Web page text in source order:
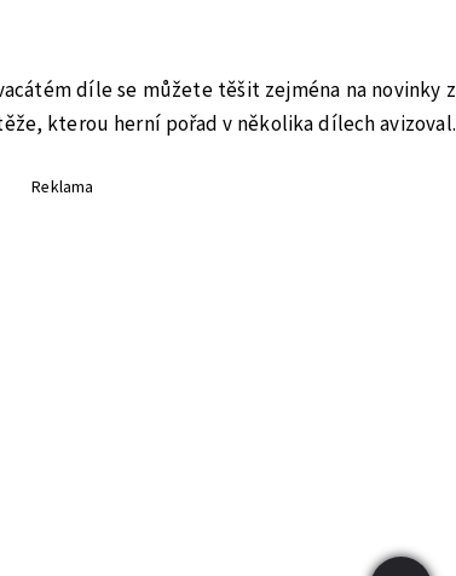
díle se můžete těšit zejména na novinky z
kterou herní pořad v několika dílech avizoval.
Reklama